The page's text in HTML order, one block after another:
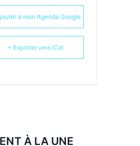
à mon Agenda Google
+ Exporter vers iCal
À LA UNE